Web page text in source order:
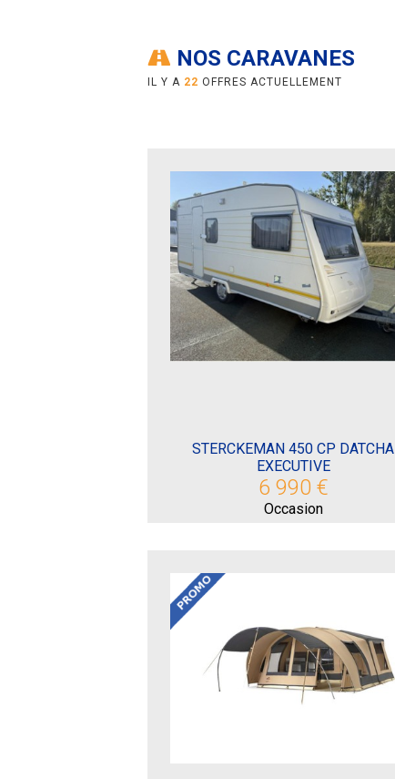
NOS CARAVANES
IL Y A 22 OFFRES ACTUELLEMENT
STERCKEMAN 450 CP DATCHA
EXECUTIVE
6 990 €
Occasion